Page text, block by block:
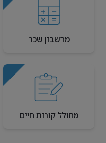
מחשבון שכר
מחולל קורות חיים